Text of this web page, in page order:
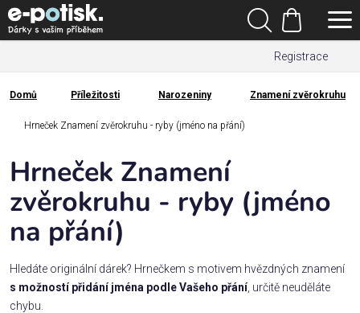
Přejít
na
obsah
Registrace
Hledat
Nákupní
košík
Kategorie
Dárek
Rodina
Láska
Domů
Domů Příležitosti Narozeniny Znamení zvěrokruhu
Hrneček Znamení zvěrokruhu - ryby (jméno na přání)
Hrneček Znamení
zvěrokruhu - ryby (jméno
na přání)
Hledáte originální dárek? Hrnečkem s motivem hvězdných znamení
s možností přidání jména podle Vašeho přání, určitě neuděláte
chybu.